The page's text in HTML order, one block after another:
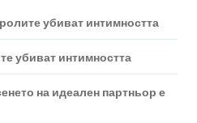
убиват интимността
убиват интимността
на идеален партньор е